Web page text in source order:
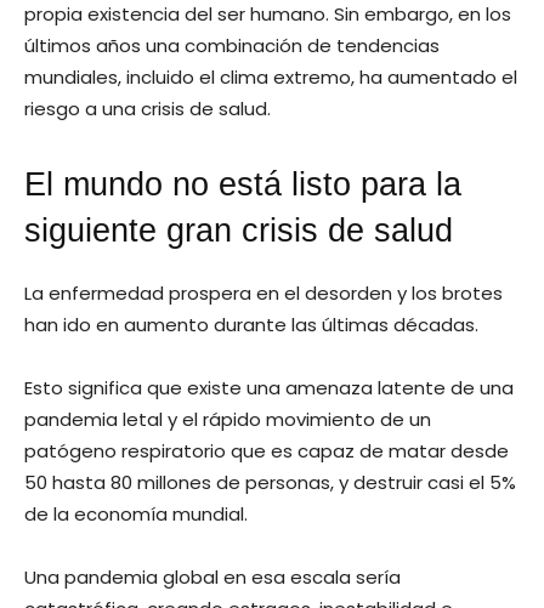
propia existencia del ser humano. Sin embargo, en los
últimos años una combinación de tendencias
mundiales, incluido el clima extremo, ha aumentado el
riesgo a una crisis de salud.
El mundo no está listo para la
siguiente gran crisis de salud
La enfermedad prospera en el desorden y los brotes
han ido en aumento durante las últimas décadas.
Esto significa que existe una amenaza latente de una
pandemia letal y el rápido movimiento de un
patógeno respiratorio que es capaz de matar desde
50 hasta 80 millones de personas, y destruir casi el 5%
de la economía mundial.
Una pandemia global en esa escala sería